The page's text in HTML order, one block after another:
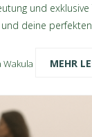
und exklusive
deine perfekten
Wakula MEHR